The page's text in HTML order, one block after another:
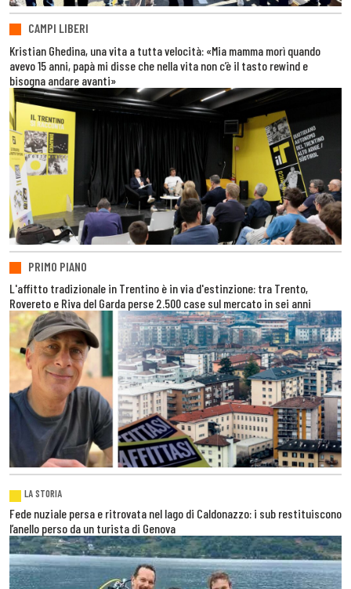
CAMPI LIBERI
Kristian Ghedina, una vita a tutta velocità: «Mia mamma morì quando
avevo 15 anni, papà mi disse che nella vita non c’è il tasto rewind e
bisogna andare avanti»
PRIMO PIANO
L'affitto tradizionale in Trentino è in via d'estinzione: tra Trento,
Rovereto e Riva del Garda perse 2.500 case sul mercato in sei anni
LA STORIA
Fede nuziale persa e ritrovata nel lago di Caldonazzo: i sub restituiscono
l’anello perso da un turista di Genova